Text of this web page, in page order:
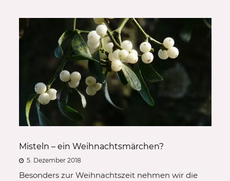
Misteln – ein Weihnachtsmärchen?
5. Dezember 2018
Besonders zur Weihnachtszeit nehmen wir die